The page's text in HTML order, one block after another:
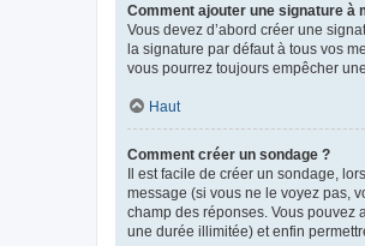
Comment ajouter une signature à
Vous devez d’abord créer une
la signature par défaut à tous vos
vous pourrez toujours empêcher
Haut
Comment créer un sondage ?
Il est facile de créer un sondage,
message (si vous ne le voyez pas,
champ des réponses. Vous pouvez
une durée illimitée) et enfin